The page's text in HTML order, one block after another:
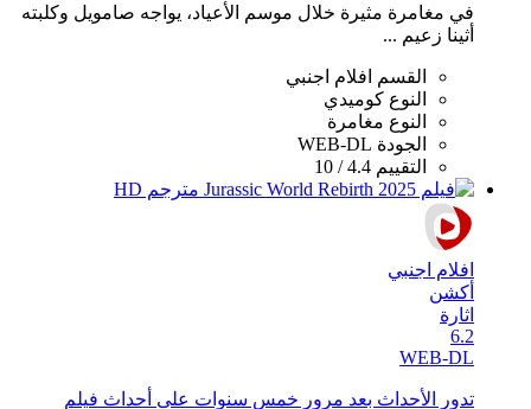
في مغامرة مثيرة خلال موسم الأعياد، يواجه صامويل وكلبته
أثينا زعيم ...
القسم
افلام اجنبي
النوع كوميدي
النوع مغامرة
الجودة WEB-DL
التقييم 4.4 / 10
افلام اجنبي
أكشن
اثارة
6.2
WEB-DL
تدور الأحداث بعد مرور خمس سنوات على أحداث فيلم